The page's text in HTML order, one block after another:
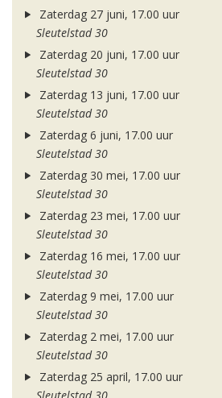
Zaterdag 27 juni, 17.00 uur
Sleutelstad 30
Zaterdag 20 juni, 17.00 uur
Sleutelstad 30
Zaterdag 13 juni, 17.00 uur
Sleutelstad 30
Zaterdag 6 juni, 17.00 uur
Sleutelstad 30
Zaterdag 30 mei, 17.00 uur
Sleutelstad 30
Zaterdag 23 mei, 17.00 uur
Sleutelstad 30
Zaterdag 16 mei, 17.00 uur
Sleutelstad 30
Zaterdag 9 mei, 17.00 uur
Sleutelstad 30
Zaterdag 2 mei, 17.00 uur
Sleutelstad 30
Zaterdag 25 april, 17.00 uur